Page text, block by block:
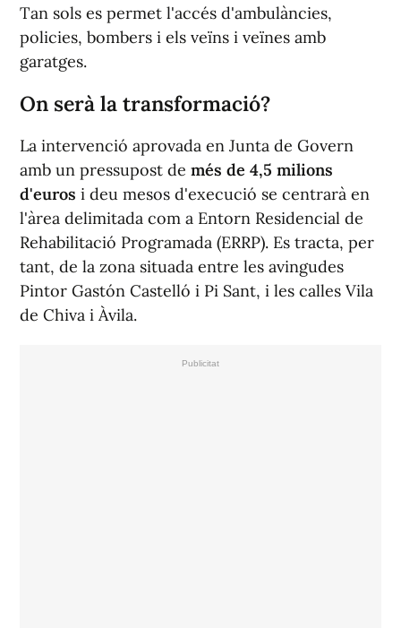
Tan sols es permet l'accés d'ambulàncies,
policies, bombers i els veïns i veïnes amb
garatges.
On serà la transformació?
La intervenció aprovada en Junta de Govern
amb un pressupost de més de 4,5 milions
d'euros i deu mesos d'execució se centrarà en
l'àrea delimitada com a Entorn Residencial de
Rehabilitació Programada (ERRP). Es tracta, per
tant, de la zona situada entre les avingudes
Pintor Gastón Castelló i Pi Sant, i les calles Vila
de Chiva i Àvila.